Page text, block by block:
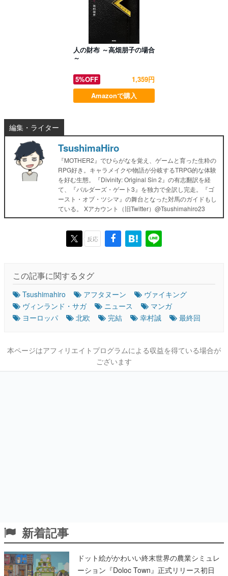
人の財布 ～高畑朋子の場合
～
5%OFF
1,359円
Amazonで購入
編集・ライター
TsushimaHiro
『MOTHER2』でひらがなを覚え、ゲームと育った生粋の
RPG好き。キャラメイクや物語が分岐するTRPG的な体験
を好む生態。『Divinity: Original Sin 2』の有志翻訳を経
て、『バルダーズ・ゲート3』を独力で全訳し完走。『ゴ
ースト・オブ・ツシマ』の舞台となった対馬のガイドもし
ている。 Xアカウント（旧Twitter）@Tsushimahiro23
反応
この記事に関するタグ
Tsushimahiro アフタヌーン
ヴァイキング
ヴィンランド・サガ
ニュース
マンガ
ヨーロッパ
北欧 完結 幸村誠 最終回
本ページはアフィリエイトプログラムによる収益を得ている場合が
ございます
新着記事
ドット絵がかわいい終末世界の農業シミュレ
ーション『Doloc Town』正式リリース初日